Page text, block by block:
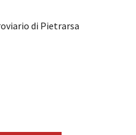
di Pietrarsa